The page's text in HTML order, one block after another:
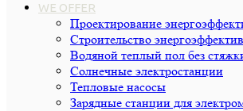
WE OFFER
Проектирование
Строительство
Водяной теплый пол без
Cолнечные электростанции
Тепловые насосы
Зарядные станции для